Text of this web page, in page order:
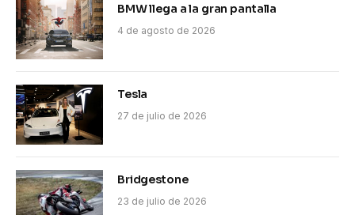
BMW llega a la gran pantalla
4 de agosto de 2026
Tesla
27 de julio de 2026
Bridgestone
23 de julio de 2026